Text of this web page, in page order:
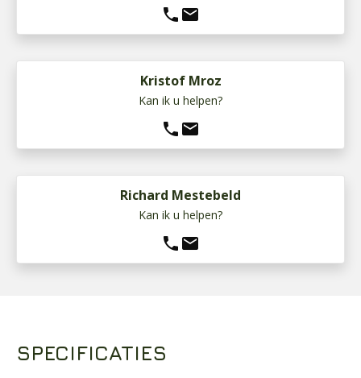
phone mail
Kristof Mroz
Kan ik u helpen?
phone mail
Richard Mestebeld
Kan ik u helpen?
phone mail
SPECIFICATIES